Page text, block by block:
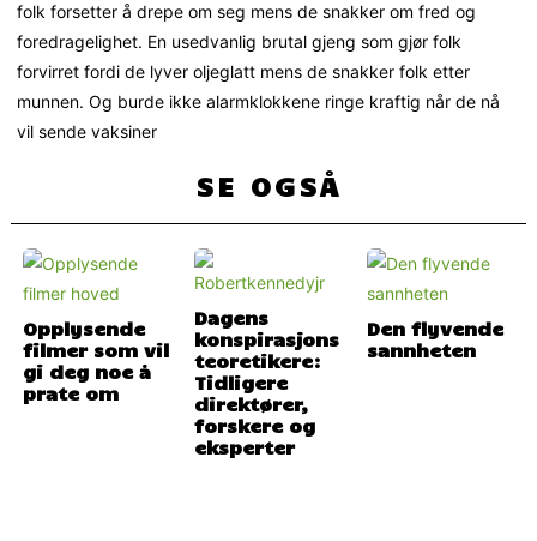
folk forsetter å drepe om seg mens de snakker om fred og
foredragelighet. En usedvanlig brutal gjeng som gjør folk
forvirret fordi de lyver oljeglatt mens de snakker folk etter
munnen. Og burde ikke alarmklokkene ringe kraftig når de nå
vil sende vaksiner
SE OGSÅ
Opplysende
filmer som vil
gi deg noe å
prate om
Dagens
konspirasjons
teoretikere:
Tidligere
direktører,
forskere og
eksperter
Den flyvende
sannheten